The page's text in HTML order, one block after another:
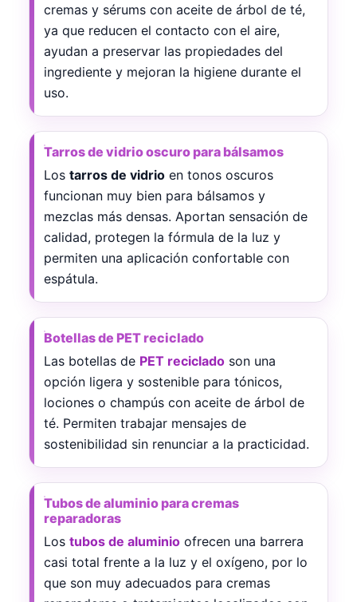
cremas y sérums con aceite de árbol de té,
ya que reducen el contacto con el aire,
ayudan a preservar las propiedades del
ingrediente y mejoran la higiene durante el
uso.
Tarros de vidrio oscuro para bálsamos
Los tarros de vidrio en tonos oscuros
funcionan muy bien para bálsamos y
mezclas más densas. Aportan sensación de
calidad, protegen la fórmula de la luz y
permiten una aplicación confortable con
espátula.
Botellas de PET reciclado
Las botellas de PET reciclado son una
opción ligera y sostenible para tónicos,
lociones o champús con aceite de árbol de
té. Permiten trabajar mensajes de
sostenibilidad sin renunciar a la practicidad.
Tubos de aluminio para cremas
reparadoras
Los tubos de aluminio ofrecen una barrera
casi total frente a la luz y el oxígeno, por lo
que son muy adecuados para cremas